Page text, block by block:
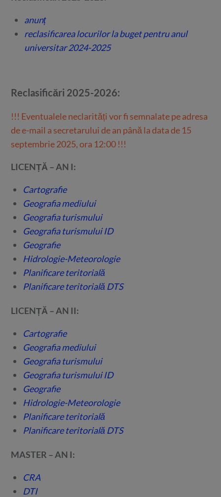
anunț
reclasificarea locurilor la buget pentru anul
universitar 2024-2025
Reclasificări 2025-2026:
!!! Eventualele neclarități vor fi semnalate pe adresa
de e-mail a secretarului de an până la data de 15
septembrie 2025, ora 12:00 !!!
LICENȚĂ – AN I:
Cartografie
Geografia mediului
Geografia turismului
Geografia turismului ID
Geografie
Hidrologie-Meteorologie
Planificare teritorială
Planificare teritorială DTS
LICENȚĂ – AN II:
Cartografie
Geografia mediului
Geografia turismului
Geografia turismului ID
Geografie
Hidrologie-Meteorologie
Planificare teritorială
Planificare teritorială DTS
MASTER – AN I:
CRA
DTI